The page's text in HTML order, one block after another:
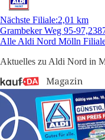
Nächste Filiale:2,01 km
Grambeker Weg 95-97,
Alle Aldi Nord Mölln
Aktuelles zu Aldi Nord in